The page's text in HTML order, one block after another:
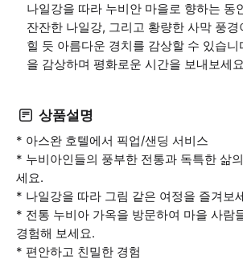
나일강을 따라 누비안 마을로 향하는 동
잔잔한 나일강, 그리고 황량한 사막 풍
힐 듯 아름다운 경치를 감상할 수 있습니
을 감상하며 평화로운 시간을 보내보세
상품설명
* 아스완 호텔에서 픽업/샌딩 서비스
* 누비아인들의 풍부한 전통과 독특한 삶
세요.
* 나일강을 따라 그림 같은 여정을 즐겨보
* 전통 누비아 가옥을 방문하여 마을 사람
경험해 보세요.
* 편안하고 친밀한 경험